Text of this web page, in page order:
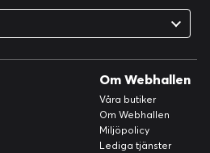
Om Webhallen
Våra butiker
Om Webhallen
Miljöpolicy
Lediga tjänster